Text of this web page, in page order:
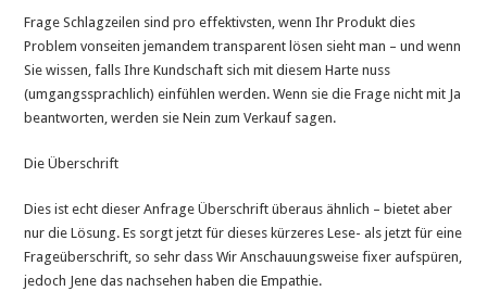
Frage Schlagzeilen sind pro effektivsten, wenn Ihr Produkt dies
Problem vonseiten jemandem transparent lösen sieht man – und wenn
Sie wissen, falls Ihre Kundschaft sich mit diesem Harte nuss
(umgangssprachlich) einfühlen werden. Wenn sie die Frage nicht mit Ja
beantworten, werden sie Nein zum Verkauf sagen.
Die Überschrift
Dies ist echt dieser Anfrage Überschrift überaus ähnlich – bietet aber
nur die Lösung. Es sorgt jetzt für dieses kürzeres Lese- als jetzt für eine
Frageüberschrift, so sehr dass Wir Anschauungsweise fixer aufspüren,
jedoch Jene das nachsehen haben die Empathie.